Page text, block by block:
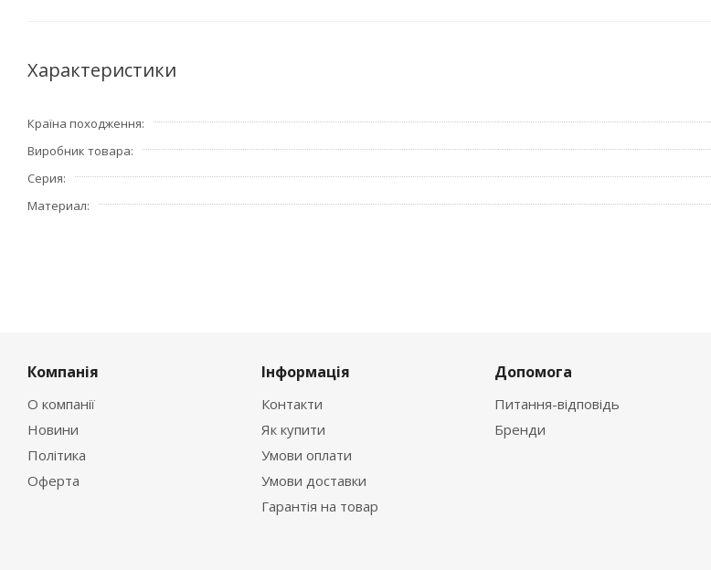
Характеристики
Країна походження
Виробник товара
Серия
Материал
Компанія
О компанії
Новини
Політика
Оферта
Інформація
Контакти
Як купити
Умови оплати
Умови доставки
Гарантія на товар
Допомога
Питання-відповідь
Бренди